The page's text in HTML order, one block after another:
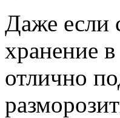
Даже если
хранение
отлично